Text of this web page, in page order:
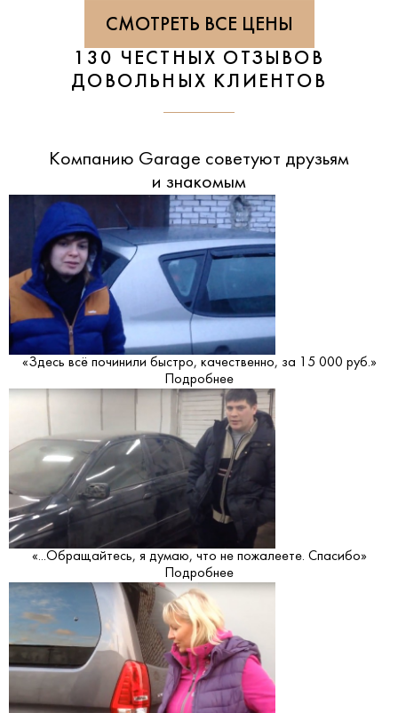
СМОТРЕТЬ ВСЕ ЦЕНЫ
130 ЧЕСТНЫХ ОТЗЫВОВ
ДОВОЛЬНЫХ КЛИЕНТОВ
Компанию Garage советуют друзьям
и знакомым
«Здесь всё починили быстро, качественно, за 15 000 руб.»
Подробнее
«...Обращайтесь, я думаю, что не пожалеете. Спасибо»
Подробнее